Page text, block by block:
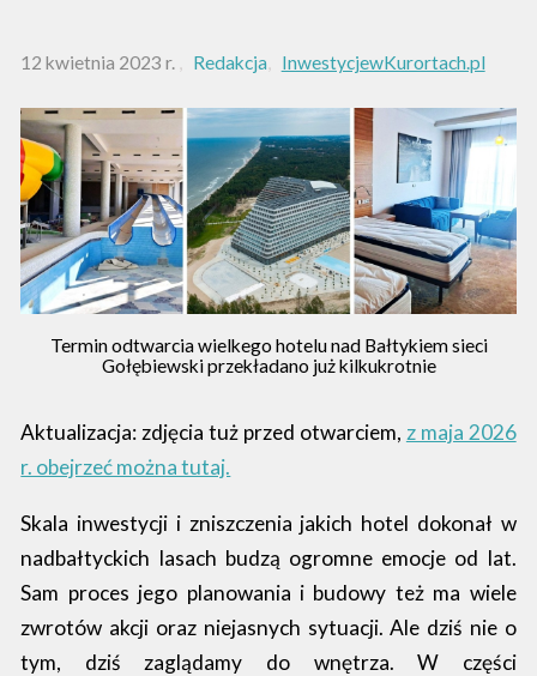
12 kwietnia 2023 r. Redakcja InwestycjewKurortach.pl
Termin odtwarcia wielkego hotelu nad Bałtykiem sieci
Gołębiewski przekładano już kilkukrotnie
Aktualizacja: zdjęcia tuż przed otwarciem, z maja 2026
r. obejrzeć można tutaj.
Skala inwestycji i zniszczenia jakich hotel dokonał w
nadbałtyckich lasach budzą ogromne emocje od lat.
Sam proces jego planowania i budowy też ma wiele
zwrotów akcji oraz niejasnych sytuacji. Ale dziś nie o
tym, dziś zaglądamy do wnętrza. W części